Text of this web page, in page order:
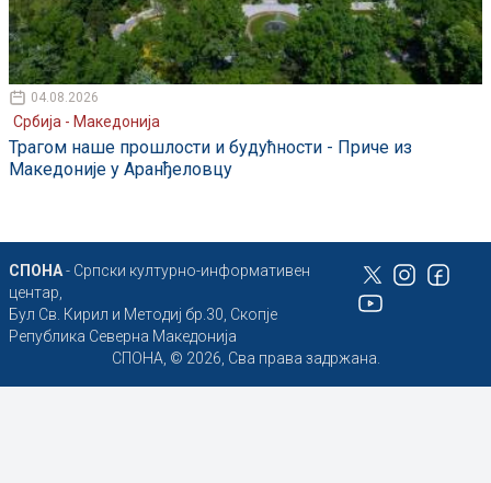
04.08.2026
Србија - Македонија
Трагом наше прошлости и будућности - Приче из
Македоније у Аранђеловцу
СПОНА- Српски културно-информативен
центар,
Бул Св. Кирил и Методиј бр.30, Скопје
Република Северна Македонија
СПОНА, © 2026, Сва права задржана.